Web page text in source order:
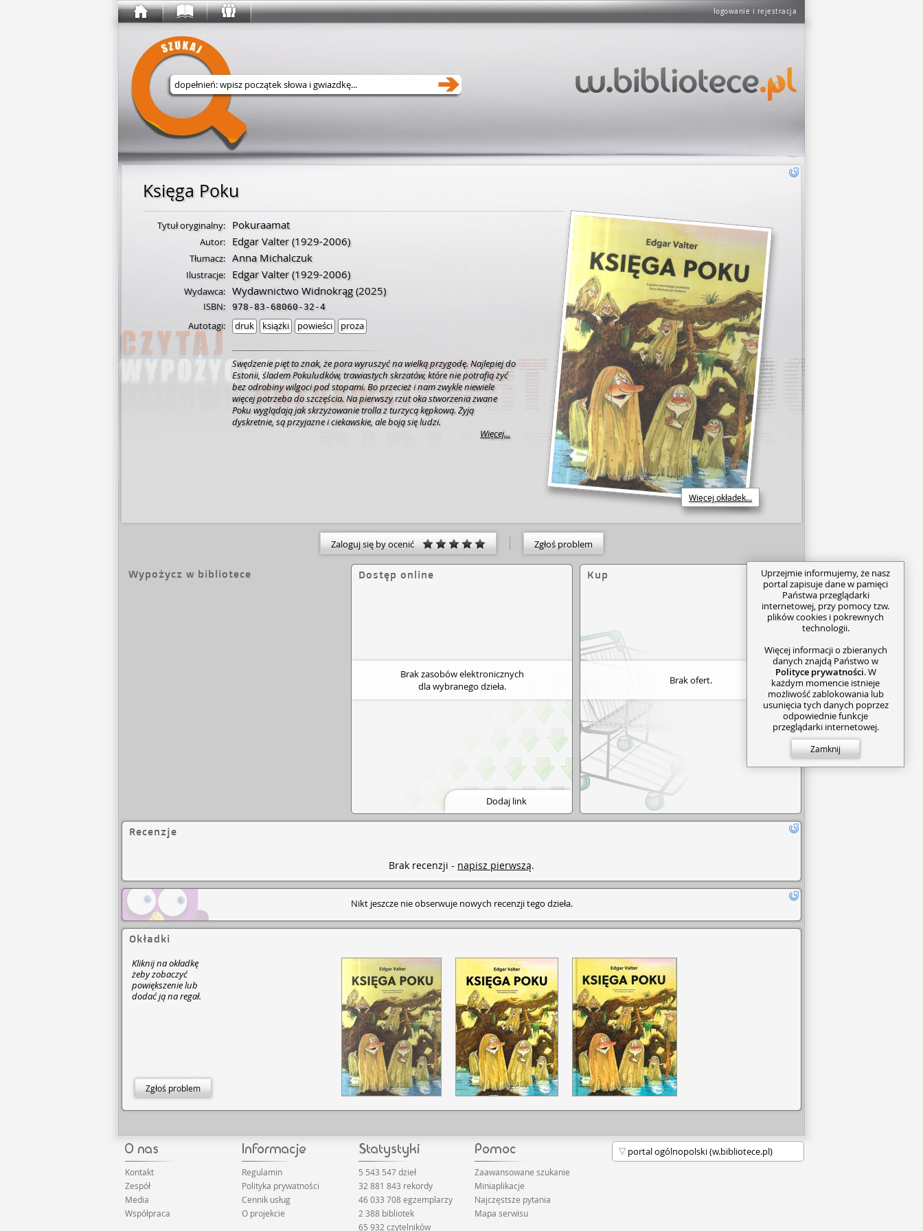
logowanie i rejestracja
Wyszukaj w serwisie
Księga Poku
Więcej okładek...
Tytuł oryginalny: Pokuraamat
Autor: Edgar Valter (1929-2006)
Tłumacz: Anna Michalczuk
Ilustracje: Edgar Valter (1929-2006)
Wydawca: Wydawnictwo Widnokrąg(2025)
ISBN: 978-83-68060-32-4
Autotagi: druk książki powieści proza
Swędzenie pięt to znak, że pora wyruszyć na wielką przygodę. Najlepiej do
Estonii, śladem Pokuludków, trawiastych skrzatów, które nie potrafią żyć
bez odrobiny wilgoci pod stopami. Bo przecież i nam zwykle niewiele
więcej potrzeba do szczęścia. Na pierwszy rzut oka stworzenia zwane
Poku wyglądają jak skrzyżowanie trolla z turzycą kępkową. Żyją
dyskretnie, są przyjazne i ciekawskie, ale boją się ludzi.
Więcej...
Zaloguj się by ocenić Zgłoś problem
Wypożycz w bibliotece Dostęp online
Brak zasobów elektronicznych
dla wybranego dzieła.
Dodaj link
Kup
Brak ofert.
Recenzje
Brak recenzji - napisz pierwszą.
Nikt jeszcze nie obserwuje nowych recenzji tego dzieła.
Okładki
Kliknij na okładkę
żeby zobaczyć
powiększenie lub
dodać ją na regał.
Zgłoś problem
Kontakt
Zespół
Media
Współpraca
Regulamin
Polityka prywatności
Cennik usług
O projekcie
5 543 547 dzieł
32 881 843 rekordy
46 033 708 egzemplarzy
2 388 bibliotek
65 932 czytelników
Zaawansowane szukanie
Miniaplikacje
Najczęstsze pytania
Mapa serwisu
Uprzejmie informujemy, że nasz
portal zapisuje dane w pamięci
Państwa przeglądarki
internetowej, przy pomocy tzw.
plików cookies i pokrewnych
technologii.
Więcej informacji o zbieranych
danych znajdą Państwo w
Polityce prywatności. W
każdym momencie istnieje
możliwość zablokowania lub
usunięcia tych danych poprzez
odpowiednie funkcje
przeglądarki internetowej.
Zamknij